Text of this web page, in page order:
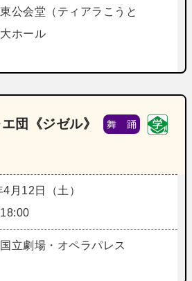
公会堂（ティアラこうと
ホール
団《ジゼル》 舞 踊
月12日（土）
立劇場・オペラパレス